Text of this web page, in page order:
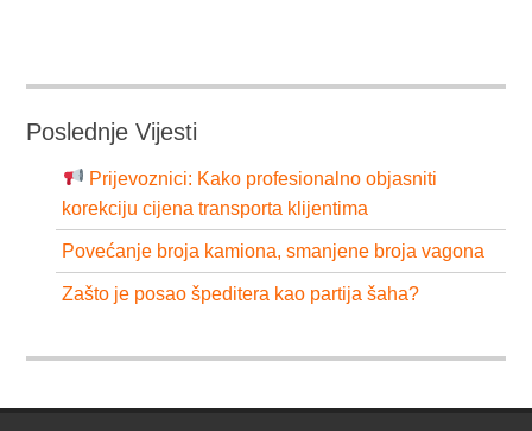
Poslednje Vijesti
Prijevoznici: Kako profesionalno objasniti
korekciju cijena transporta klijentima
Povećanje broja kamiona, smanjene broja vagona
Zašto je posao špeditera kao partija šaha?